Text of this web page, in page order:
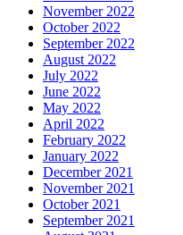
November 2022
October 2022
September 2022
August 2022
July 2022
June 2022
May 2022
April 2022
February 2022
January 2022
December 2021
November 2021
October 2021
September 2021